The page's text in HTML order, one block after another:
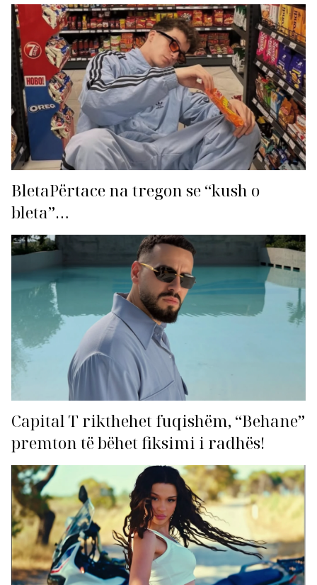
BletaPërtace na tregon se “kush o
bleta”…
Capital T rikthehet fuqishëm, “Behane”
premton të bëhet fiksimi i radhës!